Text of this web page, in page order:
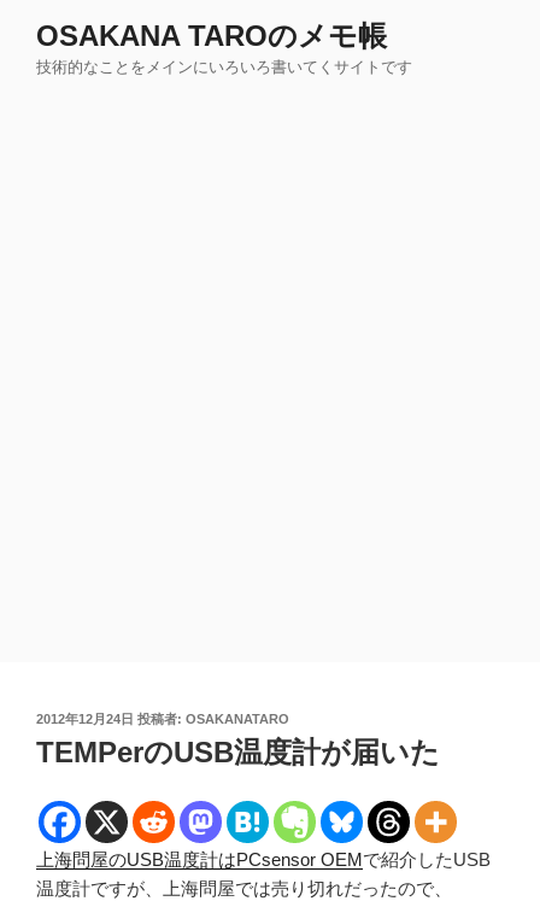
OSAKANA TAROのメモ帳
技術的なことをメインにいろいろ書いてくサイトです
投
稿
日:
2012年12月24日 投稿者: OSAKANATARO
TEMPerのUSB温度計が届いた
上海問屋のUSB温度計はPCsensor OEMで紹介したUSB
温度計ですが、上海問屋では売り切れだったので、